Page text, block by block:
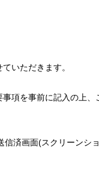
いただきます。
項を事前に記入の上、
済画面(スクリーンシ